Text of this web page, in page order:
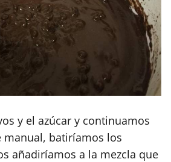
y el azúcar y continuamos
manual, batiríamos los
añadiríamos a la mezcla que